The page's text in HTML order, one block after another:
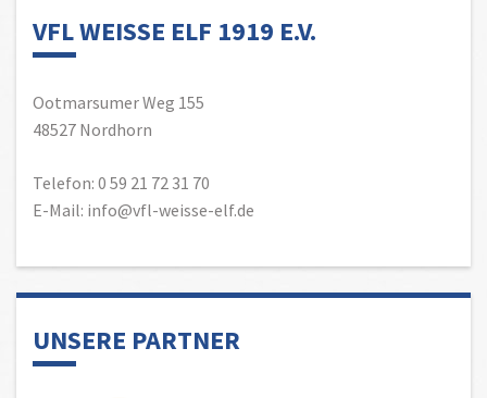
VFL WEISSE ELF 1919 E.V.
Ootmarsumer Weg 155
48527 Nordhorn
Telefon: 0 59 21 72 31 70
E-Mail: info@vfl-weisse-elf.de
UNSERE PARTNER